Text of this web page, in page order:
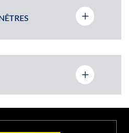
(514) 940-XXXX
VERDUN À LAVAL